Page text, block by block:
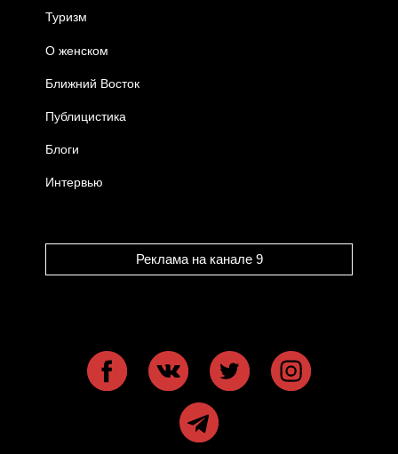
Туризм
О женском
Ближний Восток
Публицистика
Блоги
Интервью
Реклама на канале 9